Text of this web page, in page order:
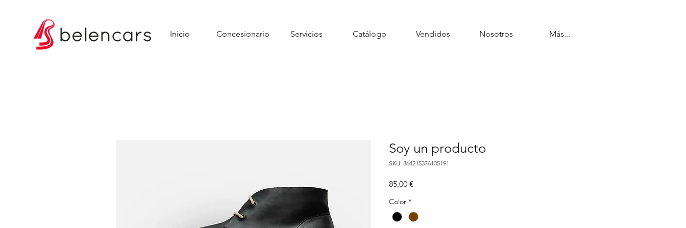
Inicio Concesionario Servicios Catálogo Vendidos Nosotros Más...
Soy un producto
SKU: 364215376135191
85,00 €
Color *